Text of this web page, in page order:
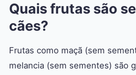
Quais frutas são
cães?
Frutas como maçã (sem
melancia (sem sementes) são